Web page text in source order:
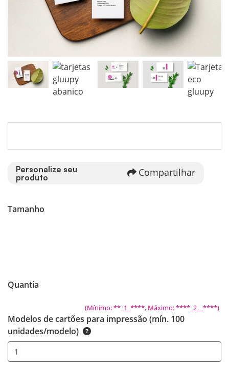
Personalize seu
produto
Compartilhar
Tamanho
Quantia
(Mínimo: **_1_****, Máximo: ****_2__****)
Modelos de cartões para impressão (mín. 100
unidades/modelo)